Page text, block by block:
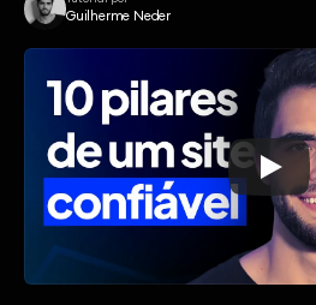
Guilherme Neder